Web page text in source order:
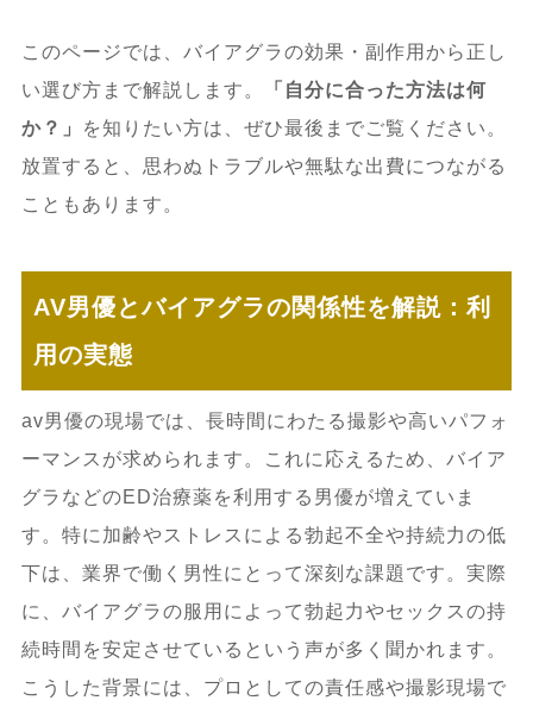
このページでは、バイアグラの効果・副作用から正し
い選び方まで解説します。
「自分に合った方法は何
か？」
を知りたい方は、ぜひ最後までご覧ください。
放置すると、思わぬトラブルや無駄な出費につながる
こともあります。
AV男優とバイアグラの関係性を解説：利
用の実態
av男優の現場では、長時間にわたる撮影や高いパフォ
ーマンスが求められます。これに応えるため、バイア
グラなどのED治療薬を利用する男優が増えていま
す。特に加齢やストレスによる勃起不全や持続力の低
下は、業界で働く男性にとって深刻な課題です。実際
に、バイアグラの服用によって勃起力やセックスの持
続時間を安定させているという声が多く聞かれます。
こうした背景には、プロとしての責任感や撮影現場で